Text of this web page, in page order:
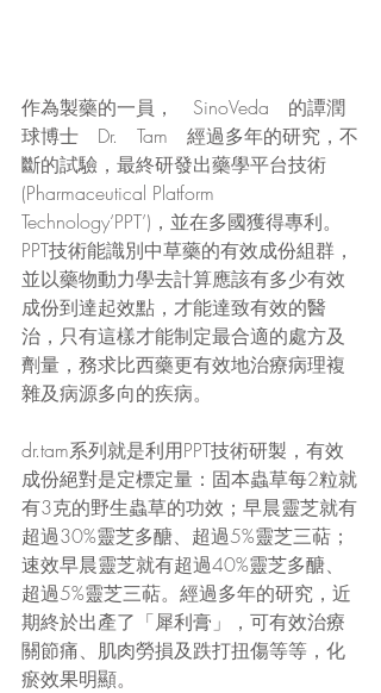
作為製藥的一員，　SinoVeda　的譚潤
球博士　Dr.　Tam　經過多年的研究，不
斷的試驗，最終研發出藥學平台技術
(Pharmaceutical Platform
Technology‘PPT’)，並在多國獲得專利。
PPT技術能識別中草藥的有效成份組群，
並以藥物動力學去計算應該有多少有效
成份到達起效點，才能達致有效的醫
治，只有這樣才能制定最合適的處方及
劑量，務求比西藥更有效地治療病理複
雜及病源多向的疾病。
dr.tam系列就是利用PPT技術研製，有效
成份絕對是定標定量：固本蟲草每2粒就
有3克的野生蟲草的功效；早晨靈芝就有
超過30%靈芝多醣、超過5%靈芝三萜；
速效早晨靈芝就有超過40%靈芝多醣、
超過5%靈芝三萜。經過多年的研究，近
期終於出產了「犀利膏」，可有效治療
關節痛、肌肉勞損及跌打扭傷等等，化
瘀效果明顯。